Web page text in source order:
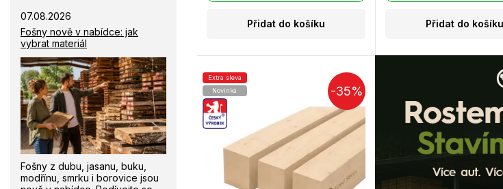
Přidat do košíku Přidat do košíku
-35%
Extra sleva
Novinka
07.08.2026
Fošny nově v nabídce: jak
vybrat materiál
Fošny z dubu, jasanu, buku,
modřínu, smrku i borovice jsou